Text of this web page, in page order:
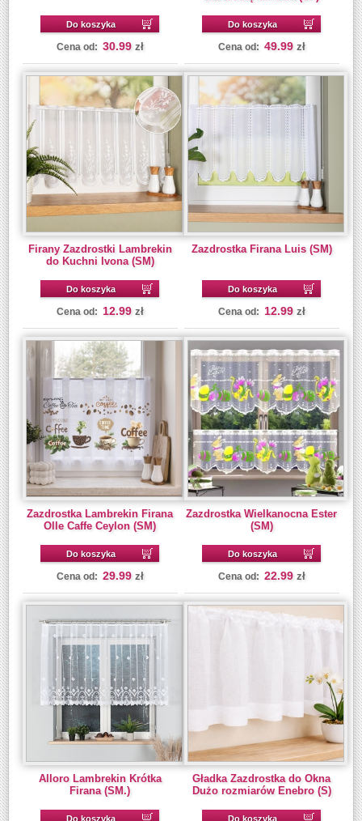
Do koszyka
Cena od: 30.99 zł
Do koszyka
Cena od: 49.99 zł
Firany Zazdrostki Lambrekin
do Kuchni Ivona (SM)
Do koszyka
Cena od: 12.99 zł
Zazdrostka Firana Luis (SM)
Do koszyka
Cena od: 12.99 zł
Zazdrostka Lambrekin Firana
Olle Caffe Ceylon (SM)
Do koszyka
Cena od: 29.99 zł
Zazdrostka Wielkanocna Ester
(SM)
Do koszyka
Cena od: 22.99 zł
Alloro Lambrekin Krótka
Firana (SM.)
Do koszyka
Gładka Zazdrostka do Okna
Dużo rozmiarów Enebro (S)
Do koszyka